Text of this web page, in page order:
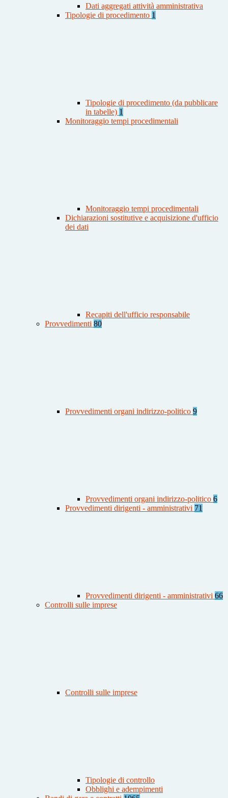
Dati aggregati attività amministrativa
Tipologie di procedimento 1
Tipologie di procedimento (da pubblicare
in tabelle) 1
Monitoraggio tempi procedimentali
Monitoraggio tempi procedimentali
Dichiarazioni sostitutive e acquisizione d'ufficio
dei dati
Recapiti dell'ufficio responsabile
Provvedimenti 80
Provvedimenti organi indirizzo-politico 9
Provvedimenti organi indirizzo-politico 6
Provvedimenti dirigenti - amministrativi 71
Provvedimenti dirigenti - amministrativi 66
Controlli sulle imprese
Controlli sulle imprese
Tipologie di controllo
Obblighi e adempimenti